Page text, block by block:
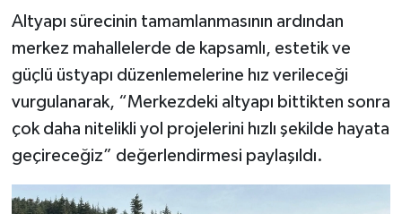
Altyapı sürecinin tamamlanmasının ardından
merkez mahallelerde de kapsamlı, estetik ve
güçlü üstyapı düzenlemelerine hız verileceği
vurgulanarak, “Merkezdeki altyapı bittikten sonra
çok daha nitelikli yol projelerini hızlı şekilde hayata
geçireceğiz” değerlendirmesi paylaşıldı.